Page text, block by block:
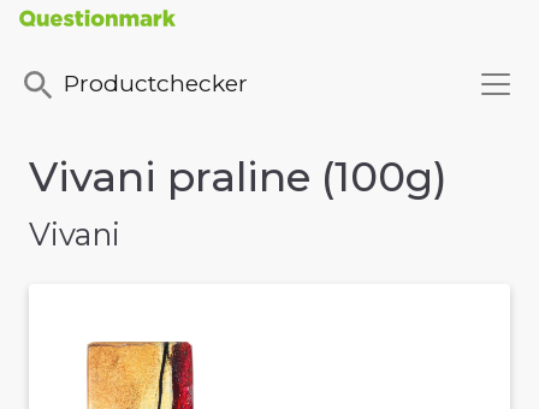
Productchecker
Vivani praline (100g)
Vivani